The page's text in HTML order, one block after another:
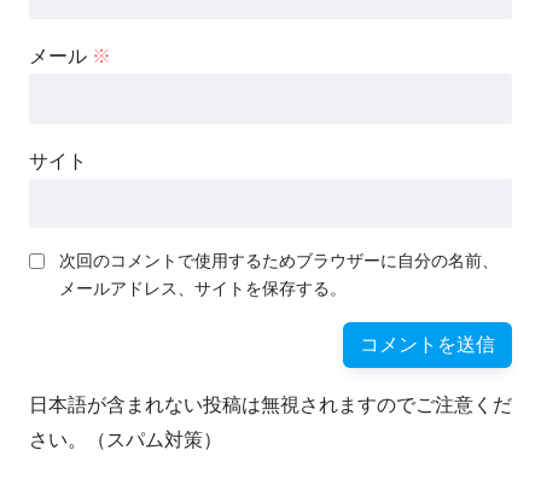
メール ※
サイト
次回のコメントで使用するためブラウザーに自分の名前、
メールアドレス、サイトを保存する。
日本語が含まれない投稿は無視されますのでご注意くだ
さい。（スパム対策）